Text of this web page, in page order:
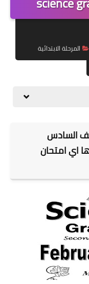
المرحلة الابتدائية
2024 - الصف السادس
اي امتحان